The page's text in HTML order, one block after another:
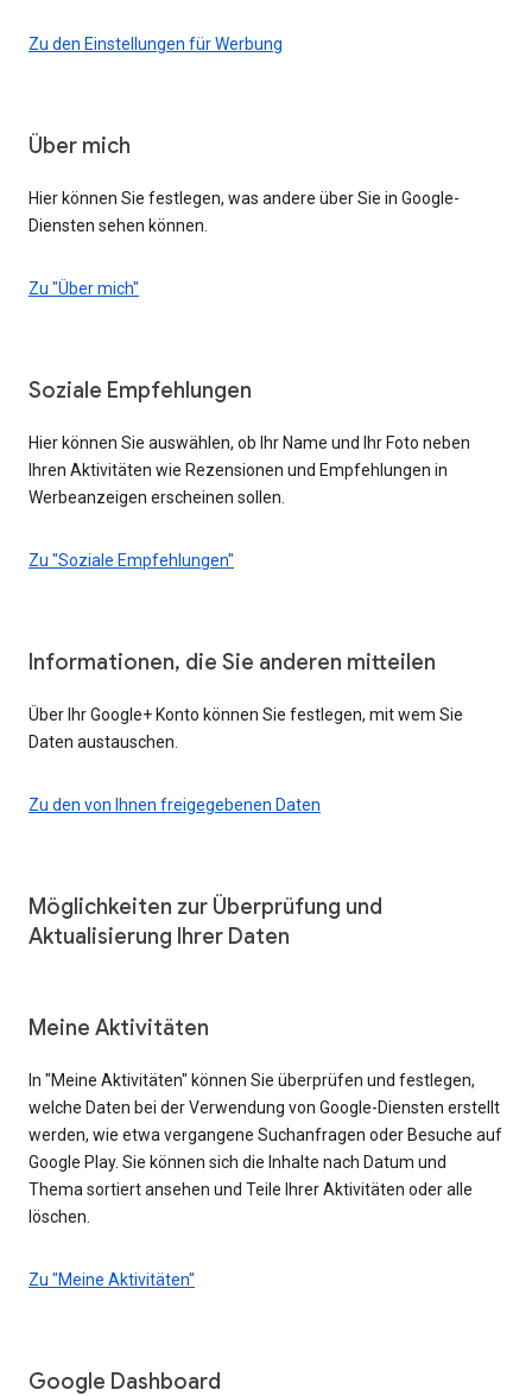
Zu den Einstellungen für Werbung
Über mich
Hier können Sie festlegen, was andere über Sie in Google-
Diensten sehen können.
Zu "Über mich"
Soziale Empfehlungen
Hier können Sie auswählen, ob Ihr Name und Ihr Foto neben
Ihren Aktivitäten wie Rezensionen und Empfehlungen in
Werbeanzeigen erscheinen sollen.
Zu "Soziale Empfehlungen"
Informationen, die Sie anderen mitteilen
Über Ihr Google+ Konto können Sie festlegen, mit wem Sie
Daten austauschen.
Zu den von Ihnen freigegebenen Daten
Möglichkeiten zur Überprüfung und
Aktualisierung Ihrer Daten
Meine Aktivitäten
In "Meine Aktivitäten" können Sie überprüfen und festlegen,
welche Daten bei der Verwendung von Google-Diensten erstellt
werden, wie etwa vergangene Suchanfragen oder Besuche auf
Google Play. Sie können sich die Inhalte nach Datum und
Thema sortiert ansehen und Teile Ihrer Aktivitäten oder alle
löschen.
Zu "Meine Aktivitäten"
Google Dashboard